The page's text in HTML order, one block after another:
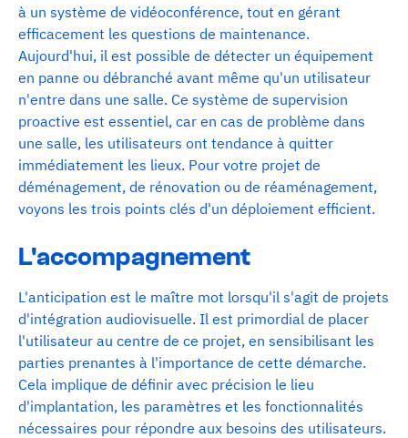
à un système de vidéoconférence, tout en gérant
efficacement les questions de maintenance.
Aujourd'hui, il est possible de détecter un équipement
en panne ou débranché avant même qu'un utilisateur
n'entre dans une salle. Ce système de supervision
proactive est essentiel, car en cas de problème dans
une salle, les utilisateurs ont tendance à quitter
immédiatement les lieux. Pour votre projet de
déménagement, de rénovation ou de réaménagement,
voyons les trois points clés d'un déploiement efficient.
L'accompagnement
L'anticipation est le maître mot lorsqu'il s'agit de projets
d'intégration audiovisuelle. Il est primordial de placer
l'utilisateur au centre de ce projet, en sensibilisant les
parties prenantes à l'importance de cette démarche.
Cela implique de définir avec précision le lieu
d'implantation, les paramètres et les fonctionnalités
nécessaires pour répondre aux besoins des utilisateurs.